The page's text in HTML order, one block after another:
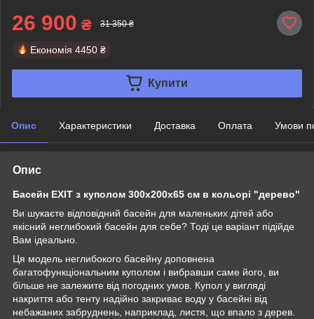
26 900 ₴ 31 350 ₴
Економія 4450 ₴
Купити
Опис Характеристики Доставка Оплата Умови
Опис
Басейн EXIT з куполом 300х200х65 см в кольорі "дерево"
Ви шукаєте відповідний басейн для маленьких дітей або
якісний неглибокий басейн для себе? Тоді це варіант підійде
Вам ідеально.
Ця модель неглибокого басейну доповнена
багатофункціональним куполом і вибравши саме його, ви
більше не залежите від погодних умов. Купол у вигляді
накриття або тенту надійно закриває воду у басейні від
небажаних забруднень, наприклад, листя, що впало з дерев.